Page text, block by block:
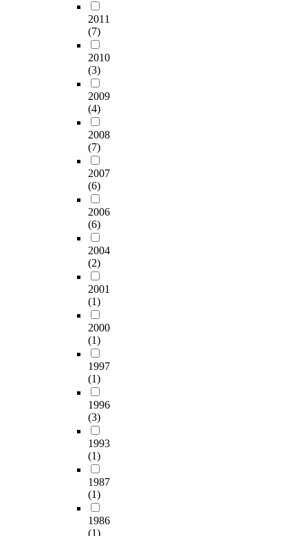
2011
(7)
2010
(3)
2009
(4)
2008
(7)
2007
(6)
2006
(6)
2004
(2)
2001
(1)
2000
(1)
1997
(1)
1996
(3)
1993
(1)
1987
(1)
1986
(1)